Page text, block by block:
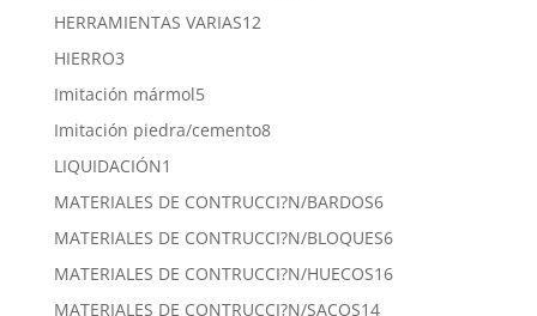
HERRAMIENTAS VARIAS1212
HIERRO33
productos
Imitación mármol55
productos
Imitación piedra/cemento88
LIQUIDACIÓN1
producto
MATERIALES DE CONTRUCCI?N/BARDOS66
productos
MATERIALES DE CONTRUCCI?N/BLOQUES66
productos
MATERIALES DE CONTRUCCI?N/HUECOS1616
MATERIALES DE CONTRUCCI?N/SACOS1414